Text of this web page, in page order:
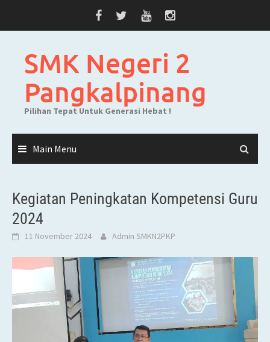
SMK Negeri 2
Pangkalpinang
Pilihan Tepat Untuk Generasi Hebat !
Main Menu
Kegiatan Peningkatan Kompetensi Guru
2024
11 November 2024 Admin SMKN2PKP